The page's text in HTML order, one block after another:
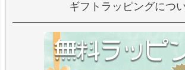
ギフトラッピングにつ